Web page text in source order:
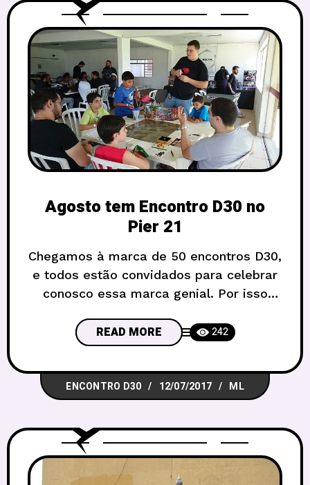
Agosto tem Encontro D30 no
Pier 21
Chegamos à marca de 50 encontros D30,
e todos estão convidados para celebrar
conosco essa marca genial. Por isso
esse, Celebração! Que pode ser um
aniversário (aliás o D30 está fazendo 9
anos), pode ser um casamento entre
casas rivais, o nascimento de um novo
READ MORE 242
ENCONTRO D30 12/07/2017 ML